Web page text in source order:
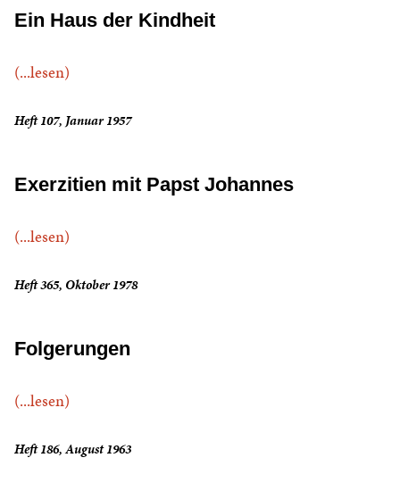
Ein Haus der Kindheit
(...lesen)
Heft 107, Januar 1957
Exerzitien mit Papst Johannes
(...lesen)
Heft 365, Oktober 1978
Folgerungen
(...lesen)
Heft 186, August 1963